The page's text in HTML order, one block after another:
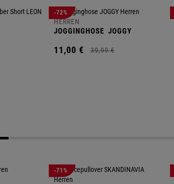
-72%
HERREN
JOGGINGHOSE JOGGY
11,00 € 39,99 €
-71%